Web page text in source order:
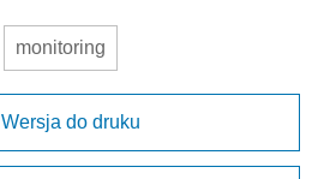
monitoring
Wersja do druku